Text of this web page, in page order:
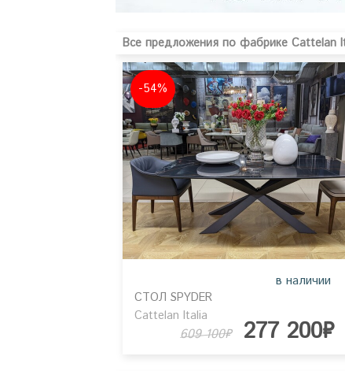
Все предложения по фабрике Cattelan
в наличии
609 100₽ 277 200₽
-54%
СТОЛ SPYDER
Cattelan Italia